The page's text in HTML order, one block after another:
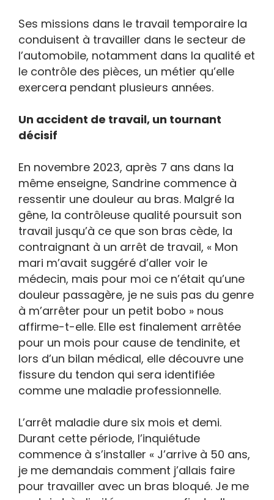
Ses missions dans le travail temporaire la
conduisent à travailler dans le secteur de
l’automobile, notamment dans la qualité et
le contrôle des pièces, un métier qu’elle
exercera pendant plusieurs années.
Un accident de travail, un tournant
décisif
En novembre 2023, après 7 ans dans la
même enseigne, Sandrine commence à
ressentir une douleur au bras. Malgré la
gêne, la contrôleuse qualité poursuit son
travail jusqu’à ce que son bras cède, la
contraignant à un arrêt de travail, « Mon
mari m’avait suggéré d’aller voir le
médecin, mais pour moi ce n’était qu’une
douleur passagère, je ne suis pas du genre
à m’arrêter pour un petit bobo » nous
affirme-t-elle. Elle est finalement arrêtée
pour un mois pour cause de tendinite, et
lors d’un bilan médical, elle découvre une
fissure du tendon qui sera identifiée
comme une maladie professionnelle.
L’arrêt maladie dure six mois et demi.
Durant cette période, l’inquiétude
commence à s’installer « J’arrive à 50 ans,
je me demandais comment j’allais faire
pour travailler avec un bras bloqué. Je me